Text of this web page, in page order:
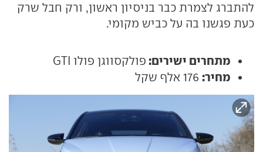
להתברג לצמרת כבר בניסיון ראשון, ורק חבל שרק
כעת פגשנו בה על כביש מקומי.
מתחרים ישירים: פולקסווגן פולו GTI
מחיר: